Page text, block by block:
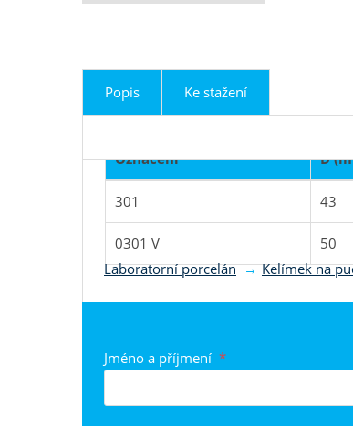
Popis
Označení D
301 43
0301 V 50
Ke stažení
Produkt je
Laboratorní porcelán Kelímek na
Jméno a příjmení *